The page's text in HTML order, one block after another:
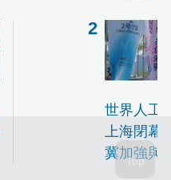
世界人工
上海閉幕
冀加強與